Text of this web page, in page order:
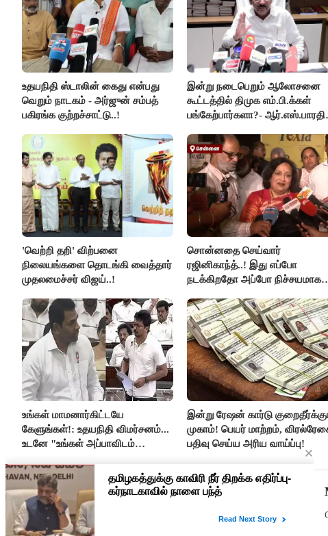
உதயநிதி ஸ்டாலின் கைது என்பது
வெறும் நாடகம் - அர்ஜுன் சம்பத்
பகிரங்க குற்றச்சாட்டு..!
இன்று நடைபெறும் ஆலோசனை
கூட்டத்தில் திமுக எம்.பி.க்கள்
பங்கேற்பார்களா?- ஆர்.எஸ்.பாரதி
'வெற்றி தறி' விற்பனை
நிலையங்களை தொடங்கி வைத்தார்
முதலமைச்சர் விஜய்..!
சொன்னதை செய்வார்
ரஜினிகாந்த்..! இது எப்போ
நடக்கிறதோ அப்போ நிச்சயமாக
ரஜினிகாந்த்..!
உங்கள் மாமனார்கிட்டயே
கேளுங்கள்!: உதயநிதி விமர்சனம்...
உடனே "உங்கள் அப்பாவிடம்
பதிலடி!
இன்று ரேஷன் கார்டு
முகாம்! பெயர் மாற்றம்,
பதிவு செய்ய அரிய வாய்ப்பு!